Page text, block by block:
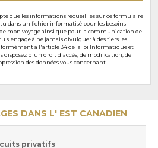
que les informations recueillies sur ce formulaire
dans un fichier informatisé pour les besoins
mon voyage ainsi que pour la communication de
s'engage à ne jamais divulguer à des tiers les
à l'article 34 de la loi Informatique et
disposez d'un droit d'accès, de modification, de
des données vous concernant.
DANS L' EST CANADIEN
privatifs